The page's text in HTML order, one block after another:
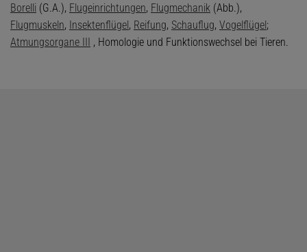
Borelli (G.A.), Flugeinrichtungen, Flugmechanik (Abb.),
Flugmuskeln, Insektenflügel, Reifung, Schauflug, Vogelflügel;
Atmungsorgane III , Homologie und Funktionswechsel bei Tieren.